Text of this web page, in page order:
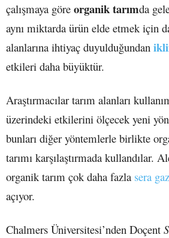
çalışmaya göre organik tarımda
aynı miktarda ürün elde etmek için
alanlarına ihtiyaç duyulduğundan
etkileri daha büyüktür.
Araştırmacılar tarım alanları
üzerindeki etkilerini ölçecek yeni
bunları diğer yöntemlerle birlikte
tarımı karşılaştırmada kullandılar.
organik tarım çok daha fazla sera
açıyor.
Chalmers Üniversitesi’nden Doçent